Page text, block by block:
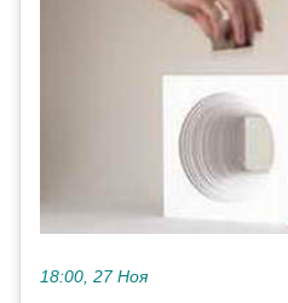
18:00, 27 Ноя